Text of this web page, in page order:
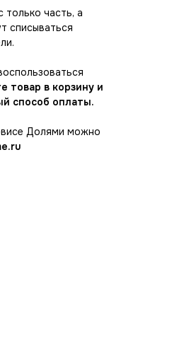
только часть, а
списываться
товар в корзину и
способ оплаты.
Долями можно